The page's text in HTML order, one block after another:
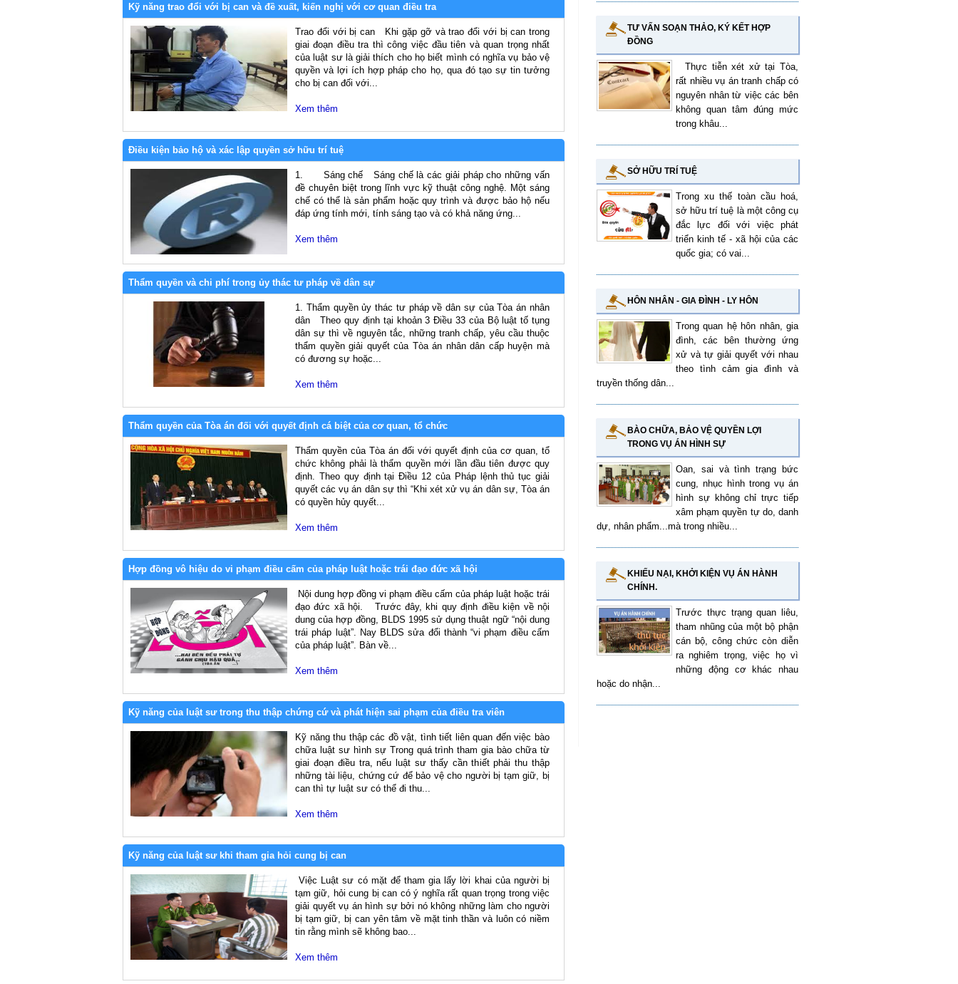
TƯ VẤN SOẠN THẢO, KÝ KẾT HỢP
ĐỒNG
Thực tiễn xét xử tại Tòa,
rất nhiều vụ án tranh chấp có
nguyên nhân từ việc các bên
không quan tâm đúng mức
trong khâu...
SỞ HỮU TRÍ TUỆ
Trong xu thế toàn cầu hoá,
sở hữu trí tuệ là một công cụ
đắc lực đối với việc phát
triển kinh tế - xã hội của các
quốc gia; có vai...
HÔN NHÂN - GIA ĐÌNH - LY HÔN
Trong quan hệ hôn nhân, gia
đình, các bên thường ứng
xử và tự giải quyết với nhau
theo tình cảm gia đình và
truyền thống dân...
BÀO CHỮA, BẢO VỆ QUYỀN LỢI
TRONG VỤ ÁN HÌNH SỰ
Oan, sai và tình trạng bức
cung, nhục hình trong vụ án
hình sự không chỉ trực tiếp
xâm phạm quyền tự do, danh
dự, nhân phẩm...mà trong nhiều...
KHIẾU NẠI, KHỞI KIỆN VỤ ÁN HÀNH
CHÍNH.
Trước thực trạng quan liêu,
tham nhũng của một bộ phận
cán bộ, công chức còn diễn
ra nghiêm trọng, việc họ vì
những động cơ khác nhau
hoặc do nhận...
Kỹ năng trao đổi với bị can và đề xuất, kiến nghị với cơ quan điều tra
Trao đổi với bị can Khi gặp gỡ và trao đổi với bị can trong
giai đoạn điều tra thì công việc đầu tiên và quan trọng nhất
của luật sư là giải thích cho họ biết mình có nghĩa vụ bảo vệ
quyền và lợi ích hợp pháp cho họ, qua đó tạo sự tin tưởng
cho bị can đối với...
Xem thêm
Điều kiện bảo hộ và xác lập quyền sở hữu trí tuệ
1. Sáng chế Sáng chế là các giải pháp cho những vấn
đề chuyên biệt trong lĩnh vực kỹ thuật công nghệ. Một sáng
chế có thể là sản phẩm hoặc quy trình và được bảo hộ nếu
đáp ứng tính mới, tính sáng tạo và có khả năng ứng...
Xem thêm
Thẩm quyền và chi phí trong ủy thác tư pháp về dân sự
1. Thẩm quyền ủy thác tư pháp về dân sự của Tòa án nhân
dân Theo quy định tại khoản 3 Điều 33 của Bộ luật tố tụng
dân sự thì về nguyên tắc, những tranh chấp, yêu cầu thuộc
thẩm quyền giải quyết của Tòa án nhân dân cấp huyện mà
có đương sự hoặc...
Xem thêm
Thẩm quyền của Tòa án đối với quyết định cá biệt của cơ quan, tổ chức
Thẩm quyền của Tòa án đối với quyết định của cơ quan, tổ
chức không phải là thẩm quyền mới lần đầu tiên được quy
định. Theo quy định tại Điều 12 của Pháp lệnh thủ tục giải
quyết các vụ án dân sự thì “Khi xét xử vụ án dân sự, Tòa án
có quyền hủy quyết...
Xem thêm
Hợp đồng vô hiệu do vi phạm điều cấm của pháp luật hoặc trái đạo đức xã hội
Nội dung hợp đồng vi phạm điều cấm của pháp luật hoặc trái
đạo đức xã hội. Trước đây, khi quy định điều kiện về nội
dung của hợp đồng, BLDS 1995 sử dụng thuật ngữ “nội dung
trái pháp luật”. Nay BLDS sửa đổi thành “vi phạm điều cấm
của pháp luật”. Bàn về...
Xem thêm
Kỹ năng của luật sư trong thu thập chứng cứ và phát hiện sai phạm của điều tra viên
Kỹ năng thu thập các đồ vật, tình tiết liên quan đến việc bào
chữa luật sư hình sự Trong quá trình tham gia bào chữa từ
giai đoạn điều tra, nếu luật sư thấy cần thiết phải thu thập
những tài liệu, chứng cứ để bảo vệ cho người bị tạm giữ, bị
can thì tự luật sư có thể đi thu...
Xem thêm
Kỹ năng của luật sư khi tham gia hỏi cung bị can
Việc Luật sư có mặt để tham gia lấy lời khai của người bị
tạm giữ, hỏi cung bị can có ý nghĩa rất quan trọng trong việc
giải quyết vụ án hình sự bởi nó không những làm cho người
bị tạm giữ, bị can yên tâm về mặt tinh thần và luôn có niềm
tin rằng mình sẽ không bao...
Xem thêm